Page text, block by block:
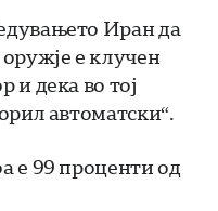
Иран да
е клучен
и дека во тој
автоматски“.
е 99 проценти од